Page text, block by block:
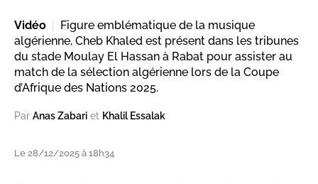
Vidéo
Figure emblématique de la musique
algérienne, Cheb Khaled est présent dans les tribunes
du stade Moulay El Hassan à Rabat pour assister au
match de la sélection algérienne lors de la Coupe
d’Afrique des Nations 2025.
Par Anas Zabari et Khalil Essalak
Le 28/12/2025 à 18h34